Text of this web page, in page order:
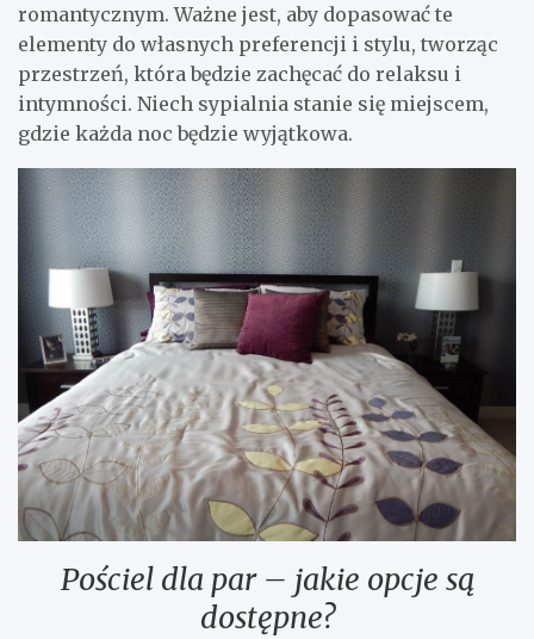
romantycznym. Ważne jest, aby dopasować te
elementy do własnych preferencji i stylu, tworząc
przestrzeń, która będzie zachęcać do relaksu i
intymności. Niech sypialnia stanie się miejscem,
gdzie każda noc będzie wyjątkowa.
Pościel dla par – jakie opcje są
dostępne?